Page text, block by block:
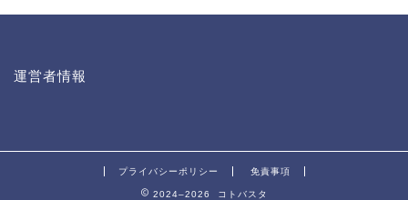
運営者情報
プライバシーポリシー 免責事項
2024–2026 コトバスタ